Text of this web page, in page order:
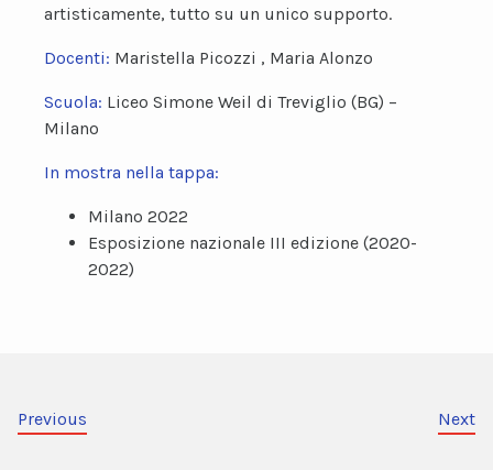
artisticamente, tutto su un unico supporto.
Docenti: Maristella Picozzi , Maria Alonzo
Scuola: Liceo Simone Weil di Treviglio (BG) –
Milano
In mostra nella tappa:
Milano 2022
Esposizione nazionale III edizione (2020-
2022)
Previous Next